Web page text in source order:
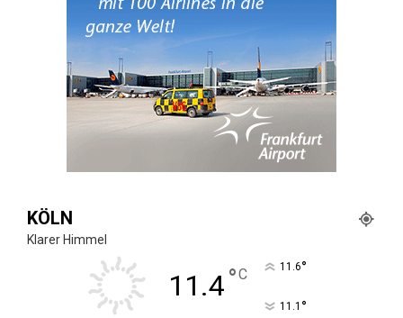
KÖLN
Klarer Himmel
11.4°C 11.6°
11.1 °